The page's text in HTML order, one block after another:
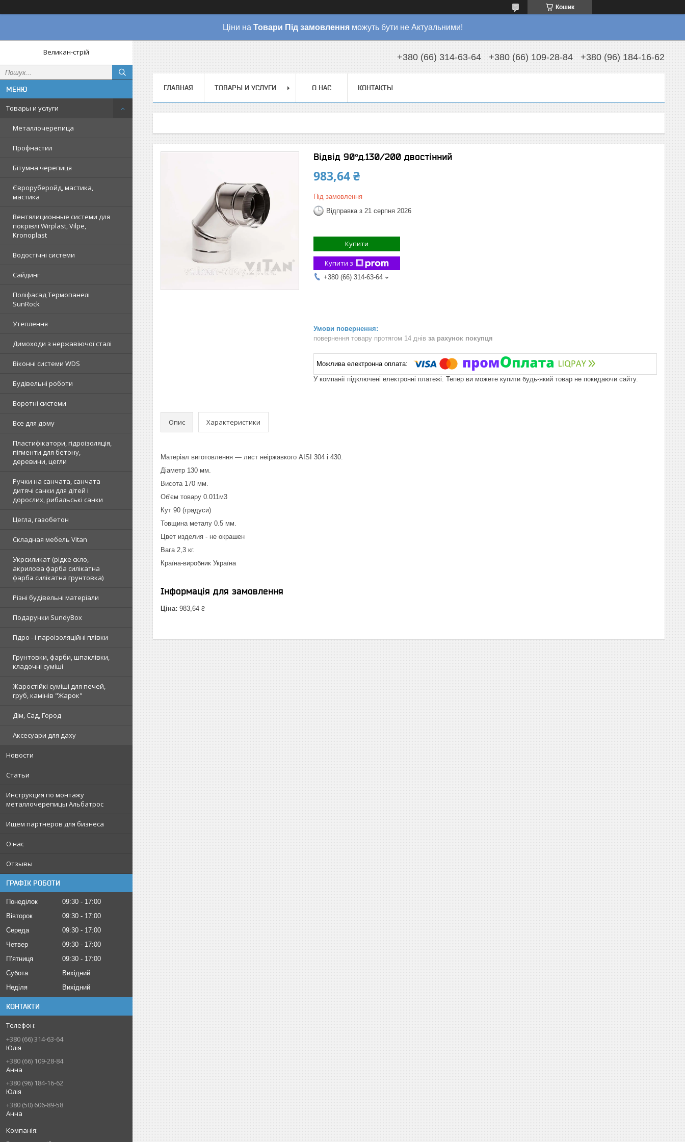
Кошик
Ціни на Товари Під замовлення можуть бути не Актуальними!
Великан-стрій
Товары и услуги
Металлочерепица
Профнастил
Бітумна черепиця
Євроруберойд, мастика,
мастика
Вентялиционные системи для
покрівлі Wirplast, Vilpe,
Kronoplast
Водостічні системи
Сайдинг
Поліфасад Термопанелі
SunRock
Утеплення
Димоходи з нержавіючої сталі
Віконні системи WDS
Будівельні роботи
Воротні системи
Все для дому
Пластифікатори, гідроізоляція,
пігменти для бетону,
деревини, цегли
Ручки на санчата, санчата
дитячі санки для дітей і
дорослих, рибальські санки
Цегла, газобетон
Складная мебель Vitan
Укрсиликат (рідке скло,
акрилова фарба силікатна
фарба силікатна грунтовка)
Різні будівельні матеріали
Подарунки SundyBox
Гідро - і пароізоляційні плівки
Грунтовки, фарби, шпаклівки,
кладочні суміші
Жаростійкі суміші для печей,
груб, камінів "Жарок"
Дім, Сад, Город
Аксесуари для даху
Новости
Статьи
Инструкция по монтажу
металлочерепицы Альбатрос
Ищем партнеров для бизнеса
О нас
Отзывы
ГРАФІК РОБОТИ
Понеділок 09:30
17:00
Вівторок
09:30
17:00
Середа
09:30
17:00
Четвер
09:30
17:00
Пʼятниця
09:30
17:00
Субота
Вихідний
Неділя
Вихідний
КОНТАКТИ
+380 (66) 314-63-64
Юлія
+380 (66) 109-28-84
Анна
+380 (96) 184-16-62
Юлія
+380 (50) 606-89-58
Анна
+380 (66) 314-63-64 +380 (66) 109-28-84 +380 (96) 184-16-62
ГЛАВНАЯ ТОВАРЫ И УСЛУГИ О НАС КОНТАКТЫ
Відвід 90°д.130/200 двостінний
983,64 ₴
Під замовлення
Відправка з 21 серпня 2026
Купити
Купити з
+380 (66) 314-63-64
повернення товару протягом 14 днів за рахунок покупця
У компанії підключені електронні платежі. Тепер ви можете купити будь-який товар не покидаючи сайту.
Опис Характеристики
Матеріал виготовлення — лист неіржавкого AISI 304 і 430.
Діаметр 130 мм.
Висота 170 мм.
Об'єм товару 0.011м3
Кут 90 (градуси)
Товщина металу 0.5 мм.
Цвет изделия - не окрашен
Вага 2,3 кг.
Країна-виробник Україна
Інформація для замовлення
Ціна: 983,64 ₴